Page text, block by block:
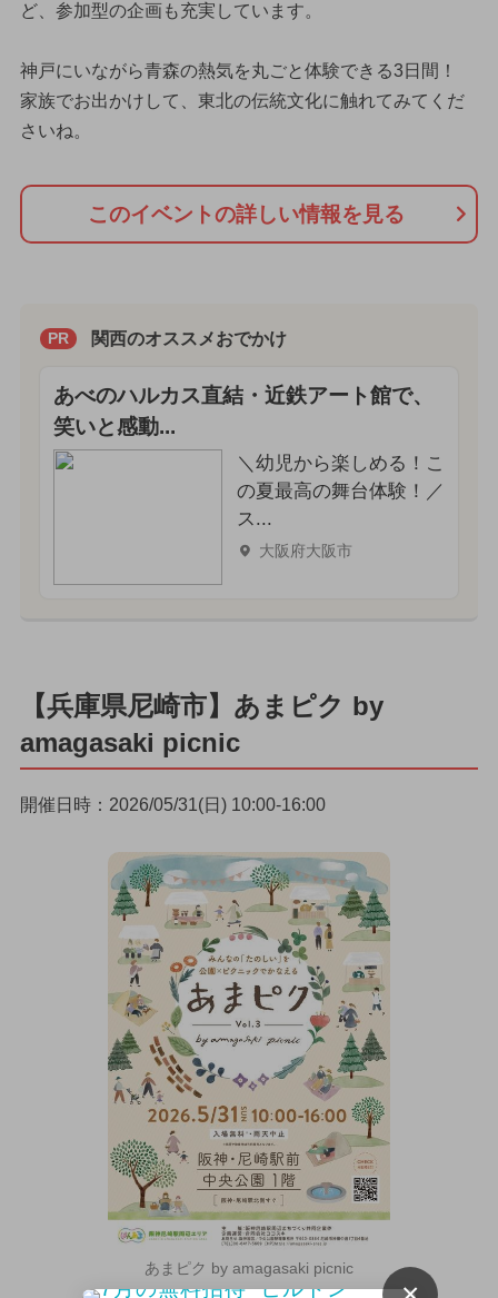
ど、参加型の企画も充実しています。
神戸にいながら青森の熱気を丸ごと体験できる3日間！
家族でお出かけして、東北の伝統文化に触れてみてくだ
さいね。
このイベントの詳しい情報を見る
PR 関西のオススメおでかけ
あべのハルカス直結・近鉄アート館で、
笑いと感動...
＼幼児から楽しめる！こ
の夏最高の舞台体験！／
ス...
大阪府大阪市
【兵庫県尼崎市】あまピク by
amagasaki picnic
開催日時：2026/05/31(日) 10:00-16:00
あまピク by amagasaki picnic